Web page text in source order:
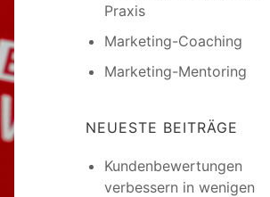
Praxis
Marketing-Coaching
Marketing-Mentoring
NEUESTE BEITRÄGE
Kundenbewertungen
verbessern in wenigen